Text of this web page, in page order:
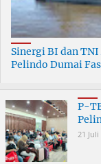
Sinergi BI dan TNI
Pelindo Dumai
P-
21 Juli